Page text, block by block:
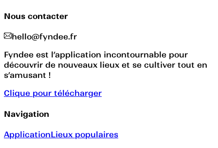
Nous contacter
hello@fyndee.fr
Fyndee est l’application incontournable pour
découvrir de nouveaux lieux et se cultiver tout en
s’amusant !
Clique pour télécharger
Navigation
ApplicationLieux populaires